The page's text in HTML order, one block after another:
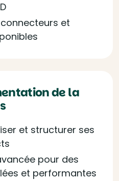
et
de la
et structurer ses
pour des
et performantes